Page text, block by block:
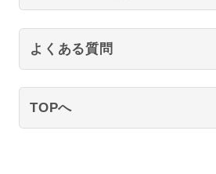
よくある質問
TOPへ